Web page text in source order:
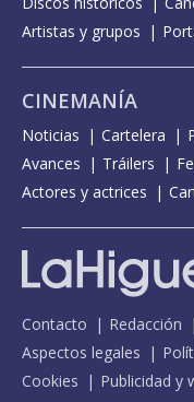
Artistas y grupos
CINEMANÍA
Noticias Cartelera
Avances
Tráilers
Actores y actrices
Contacto Redacción
Aspectos legales
Cookies
Publicidad y